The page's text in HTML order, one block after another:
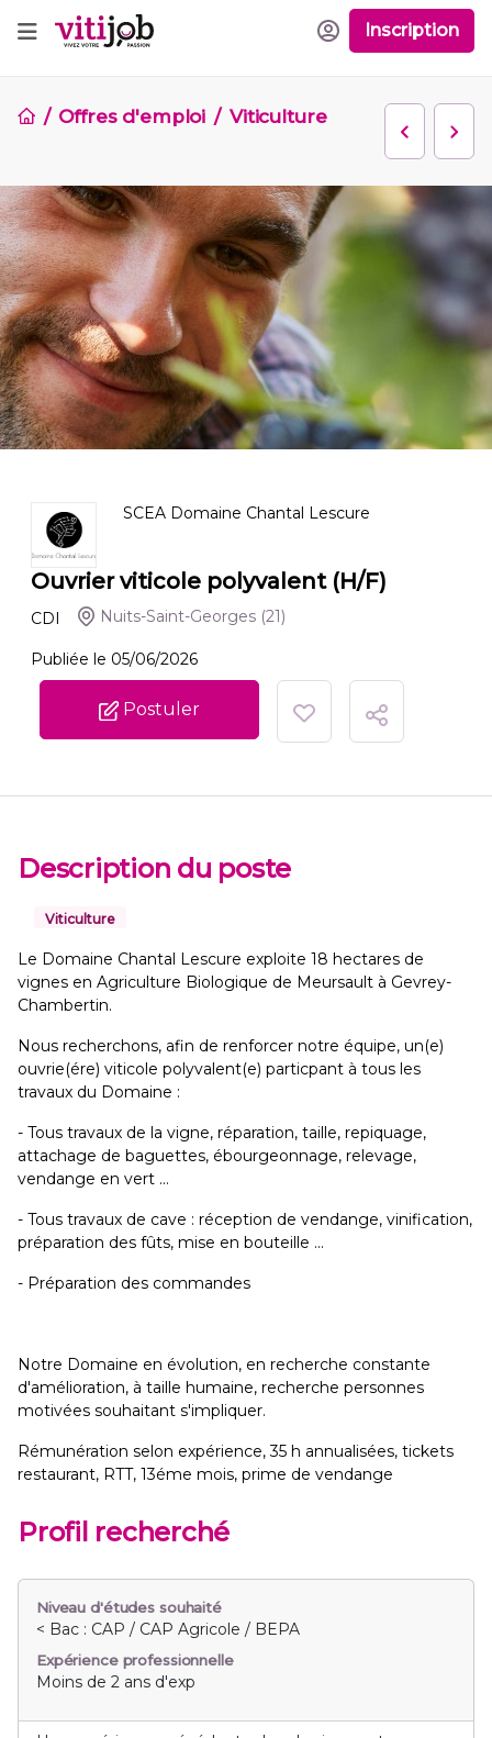
Inscription
Offres d'emploi Viticulture
SCEA Domaine Chantal Lescure
Ouvrier viticole polyvalent (H/F)
CDI Nuits-Saint-Georges (21)
Publiée le 05/06/2026
Postuler
Description du poste
Viticulture
Le Domaine Chantal Lescure exploite 18 hectares de
vignes en Agriculture Biologique de Meursault à Gevrey-
Chambertin.
Nous recherchons, afin de renforcer notre équipe, un(e)
ouvrie(ére) viticole polyvalent(e) particpant à tous les
travaux du Domaine :
- Tous travaux de la vigne, réparation, taille, repiquage,
attachage de baguettes, ébourgeonnage, relevage,
vendange en vert ...
- Tous travaux de cave : réception de vendange, vinification,
préparation des fûts, mise en bouteille ...
- Préparation des commandes
Notre Domaine en évolution, en recherche constante
d'amélioration, à taille humaine, recherche personnes
motivées souhaitant s'impliquer.
Rémunération selon expérience, 35 h annualisées, tickets
restaurant, RTT, 13éme mois, prime de vendange
Profil recherché
Niveau d'études souhaité
< Bac : CAP / CAP Agricole / BEPA
Expérience professionnelle
Moins de 2 ans d'exp